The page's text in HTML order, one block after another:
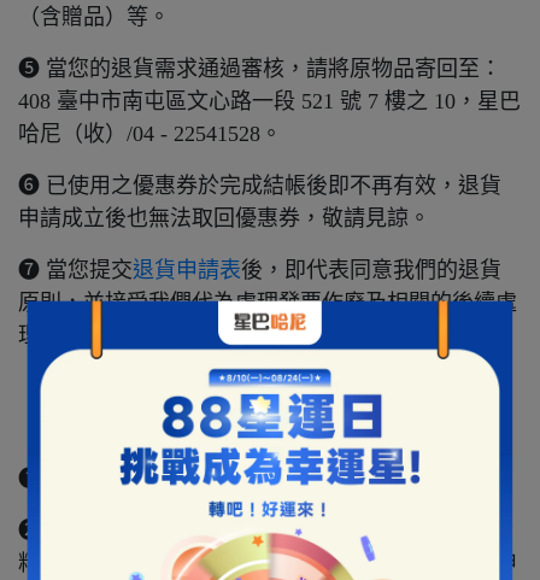
（含贈品）等。
➎ 當您的退貨需求通過審核，請將原物品寄回至：
408 臺中市南屯區文心路一段 521 號 7 樓之 10，星巴
哈尼（收）/04 - 22541528。
➏ 已使用之優惠券於完成結帳後即不再有效，退貨
申請成立後也無法取回優惠券，敬請見諒。
➐ 當您提交退貨申請表後，即代表同意我們的退貨
原則，並接受我們代為處理發票作廢及相關的後續處
理事宜。
【 退貨說明 】
➊ 匯款帳號填寫有誤，將無法辦理退款。
➋ 提交
後的 10 個工作天內，若因填寫資
料有明顯問題，卻無法與您取得聯繫，將取消您的申